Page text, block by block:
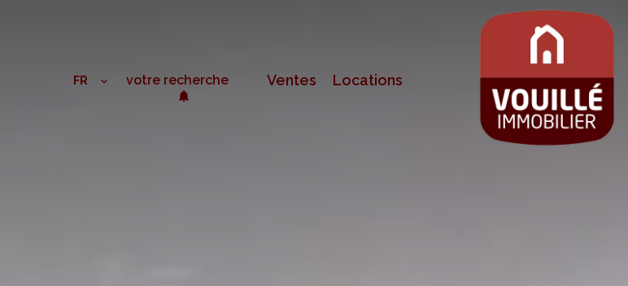
FR votre recherche Ventes Locations